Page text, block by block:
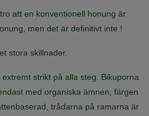
att en konventionell honung är
men det är definitivt inte !
stora skillnader.
strikt på alla steg. Bikuporna
med organiska ämnen, färgen
trådarna på ramarna är